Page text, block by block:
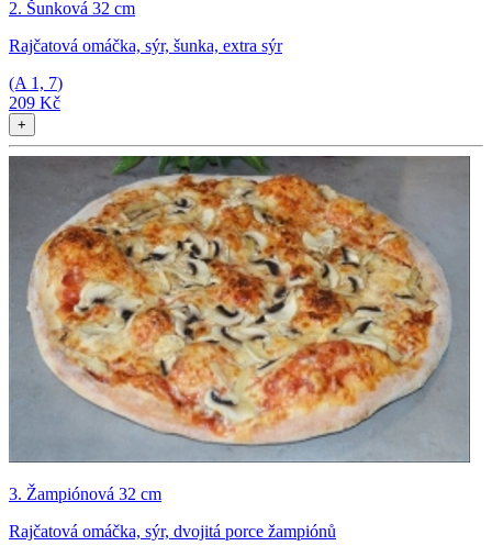
2. Šunková 32 cm
Rajčatová omáčka, sýr, šunka, extra sýr
(A 1, 7)
209 Kč
+
3. Žampiónová 32 cm
Rajčatová omáčka, sýr, dvojitá porce žampiónů